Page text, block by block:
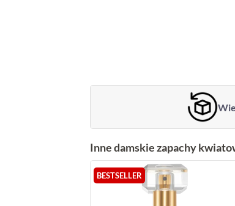
Inne damskie zapachy
BESTSELLER